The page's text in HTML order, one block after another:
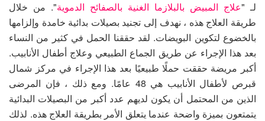
لـ "علاج المبيض بالبلازما الغنية بالصفائح الدموية". من خلال
طريقة العلاج هذه ، نهدف إلى تجنيد بصيلات بدائية خامدة وإلزامها
بالخضوع لتكوين البويضات. لقد حققنا الحمل في كثير من النساء
بعد هذا الإجراء عن طريق الجماع الطبيعي وعلاج أطفال الأنابيب.
أكبر مريضة حققت حملًا طبيعيًا بعد هذا الإجراء في مركز شمال
قبرص لأطفال الأنابيب هي 48 عامًا. ومع ذلك ، فإن المرضى
الذين من المحتمل أن يكون لديهم عدد أكبر من البصيلات البدائية
يتمتعون بميزة واضحة عندما يتعلق الأمر بطريقة العلاج هذه. لذلك